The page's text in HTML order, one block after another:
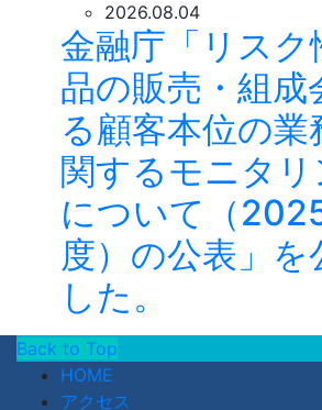
2026.08.04
金融庁「リスク
品の販売・組成
る顧客本位の業
関するモニタ
について（
度）の公表」を
した。
Back to Top
HOME
アクセス